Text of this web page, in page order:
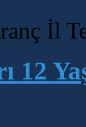
İl
12